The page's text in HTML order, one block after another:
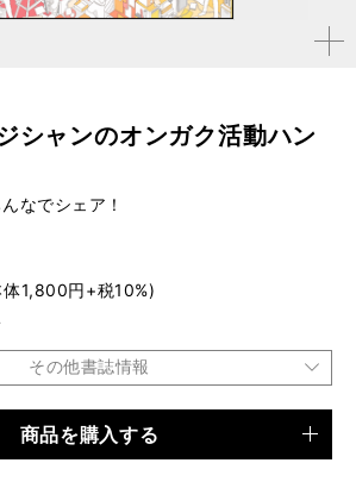
拡大す
シャンのオンガク活動ハン
なでシェア！
1,800円+税10%)
その他書誌情報
商品を購入する